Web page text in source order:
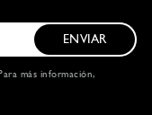
ENVIAR
más información,